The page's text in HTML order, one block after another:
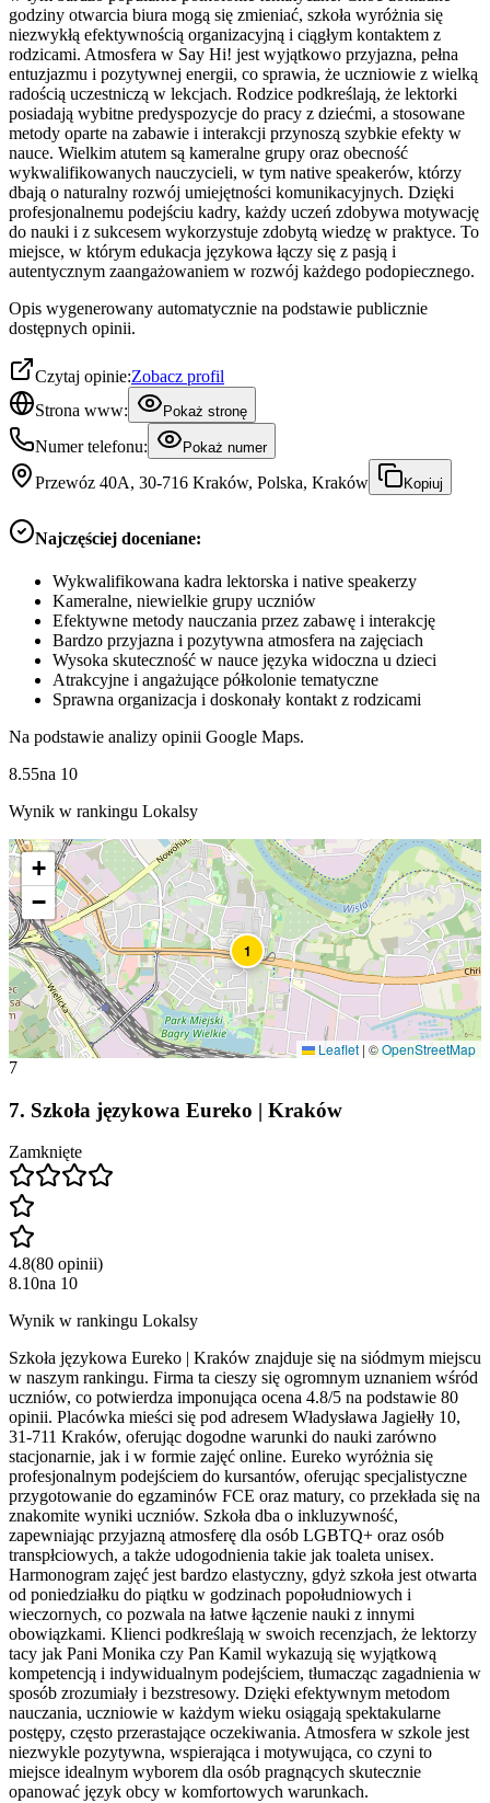
godziny otwarcia biura mogą się zmieniać, szkoła wyróżnia się
niezwykłą efektywnością organizacyjną i ciągłym kontaktem z
rodzicami. Atmosfera w Say Hi! jest wyjątkowo przyjazna, pełna
entuzjazmu i pozytywnej energii, co sprawia, że uczniowie z wielką
radością uczestniczą w lekcjach. Rodzice podkreślają, że lektorki
posiadają wybitne predyspozycje do pracy z dziećmi, a stosowane
metody oparte na zabawie i interakcji przynoszą szybkie efekty w
nauce. Wielkim atutem są kameralne grupy oraz obecność
wykwalifikowanych nauczycieli, w tym native speakerów, którzy
dbają o naturalny rozwój umiejętności komunikacyjnych. Dzięki
profesjonalnemu podejściu kadry, każdy uczeń zdobywa motywację
do nauki i z sukcesem wykorzystuje zdobytą wiedzę w praktyce. To
miejsce, w którym edukacja językowa łączy się z pasją i
autentycznym zaangażowaniem w rozwój każdego podopiecznego.
Opis wygenerowany automatycznie na podstawie publicznie
dostępnych opinii.
Czytaj opinie:Zobacz profil
Strona www:
Pokaż stronę
Numer telefonu: Pokaż numer
Przewóz 40A, 30-716 Kraków, Polska, Kraków Kopiuj
Najczęściej doceniane:
Wykwalifikowana kadra lektorska i native speakerzy
Kameralne, niewielkie grupy uczniów
Efektywne metody nauczania przez zabawę i interakcję
Bardzo przyjazna i pozytywna atmosfera na zajęciach
Wysoka skuteczność w nauce języka widoczna u dzieci
Atrakcyjne i angażujące półkolonie tematyczne
Sprawna organizacja i doskonały kontakt z rodzicami
Na podstawie analizy opinii Google Maps.
8.55na 10
Wynik w rankingu Lokalsy
1
+
−
Leaflet | ©OpenStreetMap
7
7. Szkoła językowa Eureko | Kraków
Zamknięte
4.8(80 opinii)
8.10na 10
Wynik w rankingu Lokalsy
Szkoła językowa Eureko | Kraków znajduje się na siódmym miejscu
w naszym rankingu. Firma ta cieszy się ogromnym uznaniem wśród
uczniów, co potwierdza imponująca ocena 4.8/5 na podstawie 80
opinii. Placówka mieści się pod adresem Władysława Jagiełły 10,
31-711 Kraków, oferując dogodne warunki do nauki zarówno
stacjonarnie, jak i w formie zajęć online. Eureko wyróżnia się
profesjonalnym podejściem do kursantów, oferując specjalistyczne
przygotowanie do egzaminów FCE oraz matury, co przekłada się na
znakomite wyniki uczniów. Szkoła dba o inkluzywność,
zapewniając przyjazną atmosferę dla osób LGBTQ+ oraz osób
transpłciowych, a także udogodnienia takie jak toaleta unisex.
Harmonogram zajęć jest bardzo elastyczny, gdyż szkoła jest otwarta
od poniedziałku do piątku w godzinach popołudniowych i
wieczornych, co pozwala na łatwe łączenie nauki z innymi
obowiązkami. Klienci podkreślają w swoich recenzjach, że lektorzy
tacy jak Pani Monika czy Pan Kamil wykazują się wyjątkową
kompetencją i indywidualnym podejściem, tłumacząc zagadnienia w
sposób zrozumiały i bezstresowy. Dzięki efektywnym metodom
nauczania, uczniowie w każdym wieku osiągają spektakularne
postępy, często przerastające oczekiwania. Atmosfera w szkole jest
niezwykle pozytywna, wspierająca i motywująca, co czyni to
miejsce idealnym wyborem dla osób pragnących skutecznie
opanować język obcy w komfortowych warunkach.